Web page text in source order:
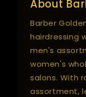
About
Barber
hairdressing
men's
women's
salons. With
assortment,